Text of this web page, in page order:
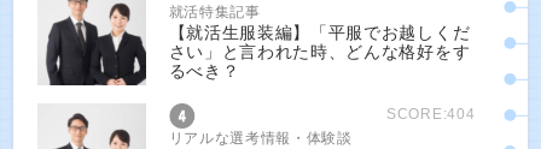
就活特集記事
【就活生服装編】「平服でお越しくだ
さい」と言われた時、どんな格好をす
るべき？
SCORE:404
リアルな選考情報・体験談